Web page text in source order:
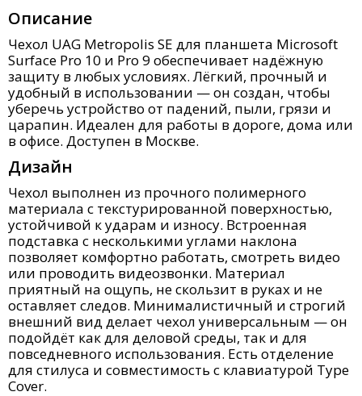
Описание
Чехол UAG Metropolis SE для планшета Microsoft
Surface Pro 10 и Pro 9 обеспечивает надёжную
защиту в любых условиях. Лёгкий, прочный и
удобный в использовании — он создан, чтобы
уберечь устройство от падений, пыли, грязи и
царапин. Идеален для работы в дороге, дома или
в офисе. Доступен в Москве.
Дизайн
Чехол выполнен из прочного полимерного
материала с текстурированной поверхностью,
устойчивой к ударам и износу. Встроенная
подставка с несколькими углами наклона
позволяет комфортно работать, смотреть видео
или проводить видеозвонки. Материал
приятный на ощупь, не скользит в руках и не
оставляет следов. Минималистичный и строгий
внешний вид делает чехол универсальным — он
подойдёт как для деловой среды, так и для
повседневного использования. Есть отделение
для стилуса и совместимость с клавиатурой Type
Cover.